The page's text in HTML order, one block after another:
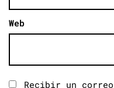
Web
Recibir un